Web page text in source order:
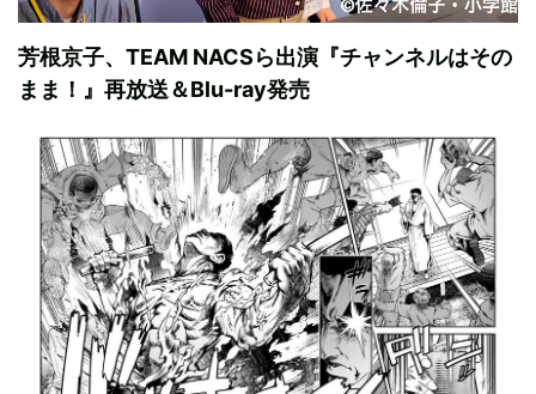
芳根京子、TEAM NACSら出演『チャンネルはその
まま！』再放送＆Blu-ray発売